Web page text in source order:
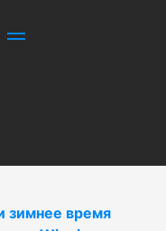
зимнее время